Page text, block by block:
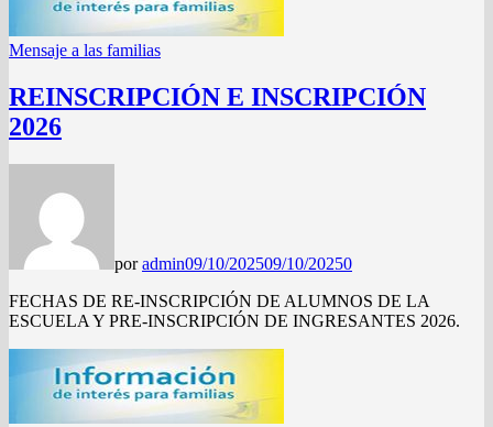
Mensaje a las familias
REINSCRIPCIÓN E INSCRIPCIÓN
2026
poradmin09/10/202509/10/20250
FECHAS DE RE-INSCRIPCIÓN DE ALUMNOS DE LA
ESCUELA Y PRE-INSCRIPCIÓN DE INGRESANTES 2026.